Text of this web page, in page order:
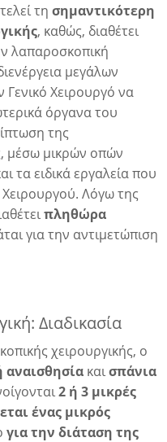
τη σημαντικότερη
, καθώς, διαθέτει
λαπαροσκοπική
μεγάλων
Χειρουργό να
όργανα του
της
μέσω μικρών οπών
τα ειδικά εργαλεία που
Χειρουργού. Λόγω της
πληθώρα
για την αντιμετώπιση
Διαδικασία
χειρουργικής, ο
αναισθησία καισπάνια
2 ή 3 μικρές
ένας μικρός
για την διάταση της